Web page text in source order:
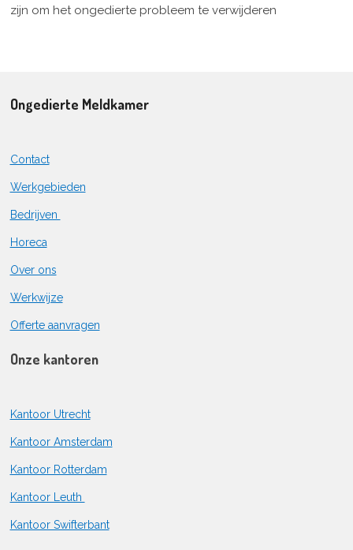
zijn om het ongedierte probleem te verwijderen
Ongedierte Meldkamer
Contact
Werkgebieden
Bedrijven
Horeca
Over ons
Werkwijze
Offerte aanvragen
Onze kantoren
Kantoor Utrecht
Kantoor Amsterdam
Kantoor Rotterdam
Kantoor Leuth
Kantoor Swifterbant